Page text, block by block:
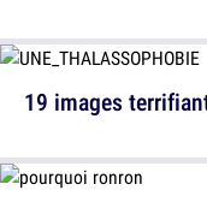
19 images